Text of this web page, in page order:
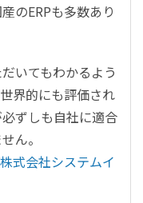
のERPも多数あり
いてもわかるよう
界的にも評価され
ずしも自社に適合
ん。
式会社システムイ